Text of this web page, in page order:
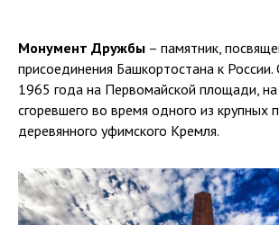
Монумент Дружбы – памятник,
присоединения Башкортостана к России.
1965 года на Первомайской площади,
сгоревшего во время одного из крупных
деревянного уфимского Кремля.